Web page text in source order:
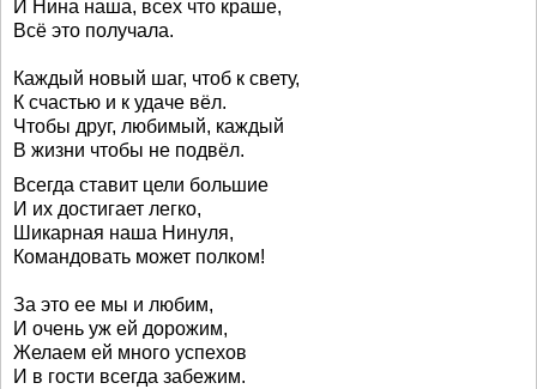
И Нина наша, всех что краше,
Всё это получала.
Каждый новый шаг, чтоб к свету,
К счастью и к удаче вёл.
Чтобы друг, любимый, каждый
В жизни чтобы не подвёл.
Всегда ставит цели большие
И их достигает легко,
Шикарная наша Нинуля,
Командовать может полком!
За это ее мы и любим,
И очень уж ей дорожим,
Желаем ей много успехов
И в гости всегда забежим.